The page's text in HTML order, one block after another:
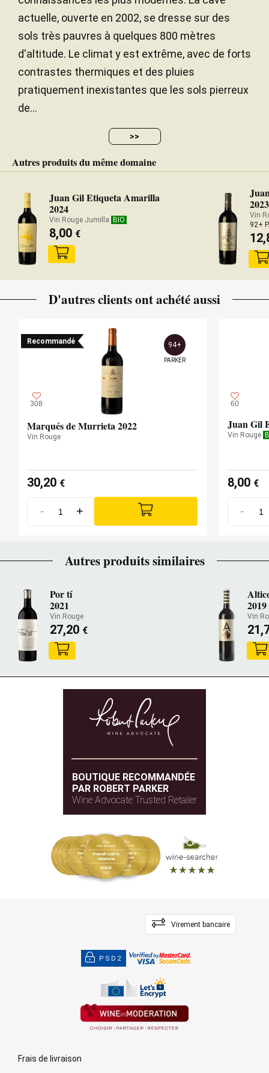
actuelle, ouverte en 2002, se dresse sur des
sols très pauvres à quelques 800 mètres
d'altitude. Le climat y est extrême, avec de forts
contrastes thermiques et des pluies
pratiquement inexistantes que les sols pierreux
de...
>>
Autres produits du même domaine
Juan Gil Etiqueta Amarilla
2024
Vin Rouge Jumilla BIO
8,00 €
2023
Vin
92+
D'autres clients ont achété aussi
Recommandé
308
94+
PARKER
Marqués de Murrieta 2022
Vin Rouge
30,20 €
- +
60
Juan Gil
Vin Rouge
8,00 €
-
Autres produits similaires
Por tí
2021
Vin Rouge
27,20 €
2019
Vin
BOUTIQUE RECOMMANDÉE
PAR ROBERT PARKER
Wine Advocate Trusted Retailer
Virement bancaire
PSD2
Frais de livraison